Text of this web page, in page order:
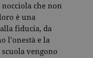
che non
è una
fiducia, da
l’onestà e la
vengono